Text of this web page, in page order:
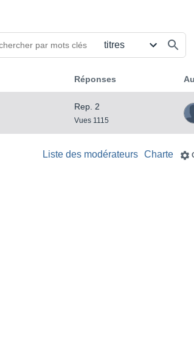
Réponses
Rep. 2
Vues 1115
Charte
Liste des modérateurs